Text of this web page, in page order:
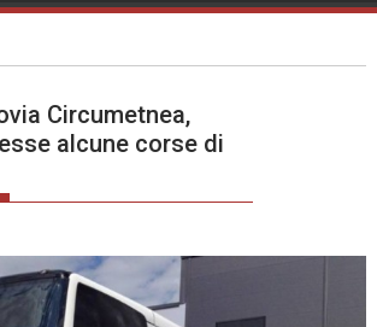
Circumetnea,
alcune corse di